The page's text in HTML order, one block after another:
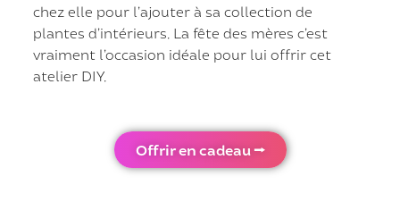
chez elle pour l’ajouter à sa collection de
plantes d’intérieurs. La fête des mères c’est
vraiment l’occasion idéale pour lui offrir cet
atelier DIY.
Offrir en cadeau ⭢